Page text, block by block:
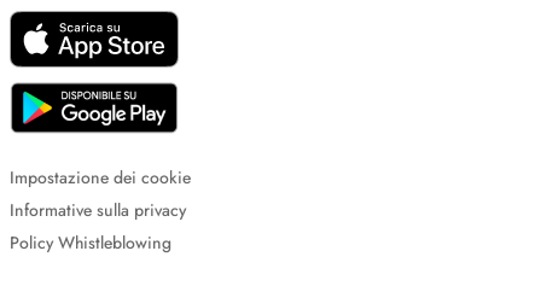
Impostazione dei cookie
Informative sulla privacy
Policy Whistleblowing